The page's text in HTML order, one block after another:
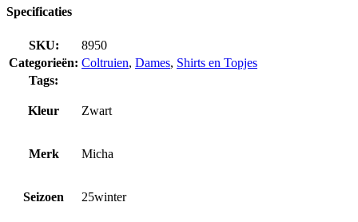
Specificaties
SKU:
8950
Categorieën: Coltruien, Dames, Shirts en Topjes
Tags:
Kleur Zwart
Merk Micha
Seizoen 25winter